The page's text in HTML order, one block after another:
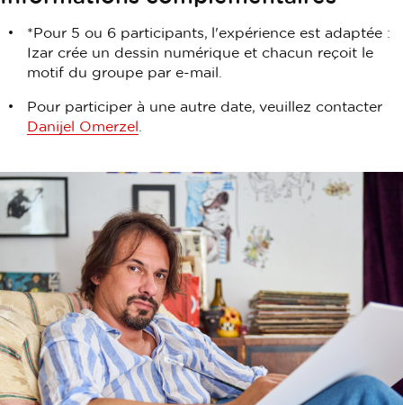
*Pour 5 ou 6 participants, l'expérience est adaptée :
Izar crée un dessin numérique et chacun reçoit le
motif du groupe par e-mail.
Pour participer à une autre date, veuillez contacter
Danijel Omerzel